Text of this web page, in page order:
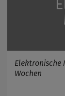
Elektronische
Wochen